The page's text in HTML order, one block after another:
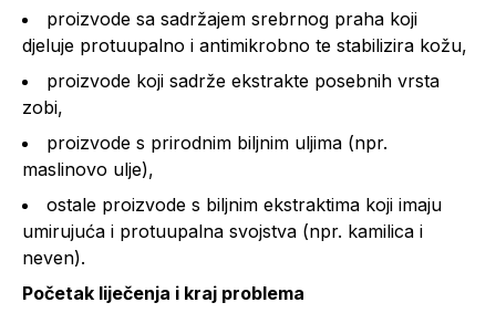
proizvode sa sadržajem srebrnog praha koji
djeluje protuupalno i antimikrobno te stabilizira kožu,
proizvode koji sadrže ekstrakte posebnih vrsta
zobi,
proizvode s prirodnim biljnim uljima (npr.
maslinovo ulje),
ostale proizvode s biljnim ekstraktima koji imaju
umirujuća i protuupalna svojstva (npr. kamilica i
neven).
Početak liječenja i kraj problema